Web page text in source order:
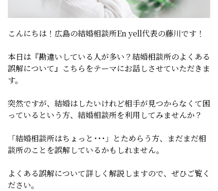
よくある質問
お知らせ
こんにちは！広島の結婚相談所En yell代表の藤川です！
本日は『勘違いしている人が多い？結婚相談所のよくある
誤解について』こちらをテーマにお話しさせていただきま
す。
突然ですが、結婚はしたいけれど相手が見つからなくて困
っているという方、結婚相談所を利用してみませんか？
「結婚相談所はちょっと･･･」とためらう方、まだまだ相
談所のことを誤解しているかもしれません。
よくある誤解について詳しく解説しますので、ぜひご覧く
ださい。